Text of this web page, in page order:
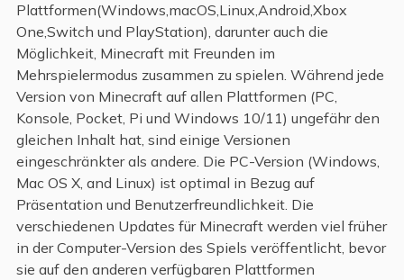
Plattformen(Windows,macOS,Linux,Android,Xbox
One,Switch und PlayStation), darunter auch die
Möglichkeit, Minecraft mit Freunden im
Mehrspielermodus zusammen zu spielen. Während jede
Version von Minecraft auf allen Plattformen (PC,
Konsole, Pocket, Pi und Windows 10/11) ungefähr den
gleichen Inhalt hat, sind einige Versionen
eingeschränkter als andere. Die PC-Version (Windows,
Mac OS X, and Linux) ist optimal in Bezug auf
Präsentation und Benutzerfreundlichkeit. Die
verschiedenen Updates für Minecraft werden viel früher
in der Computer-Version des Spiels veröffentlicht, bevor
sie auf den anderen verfügbaren Plattformen